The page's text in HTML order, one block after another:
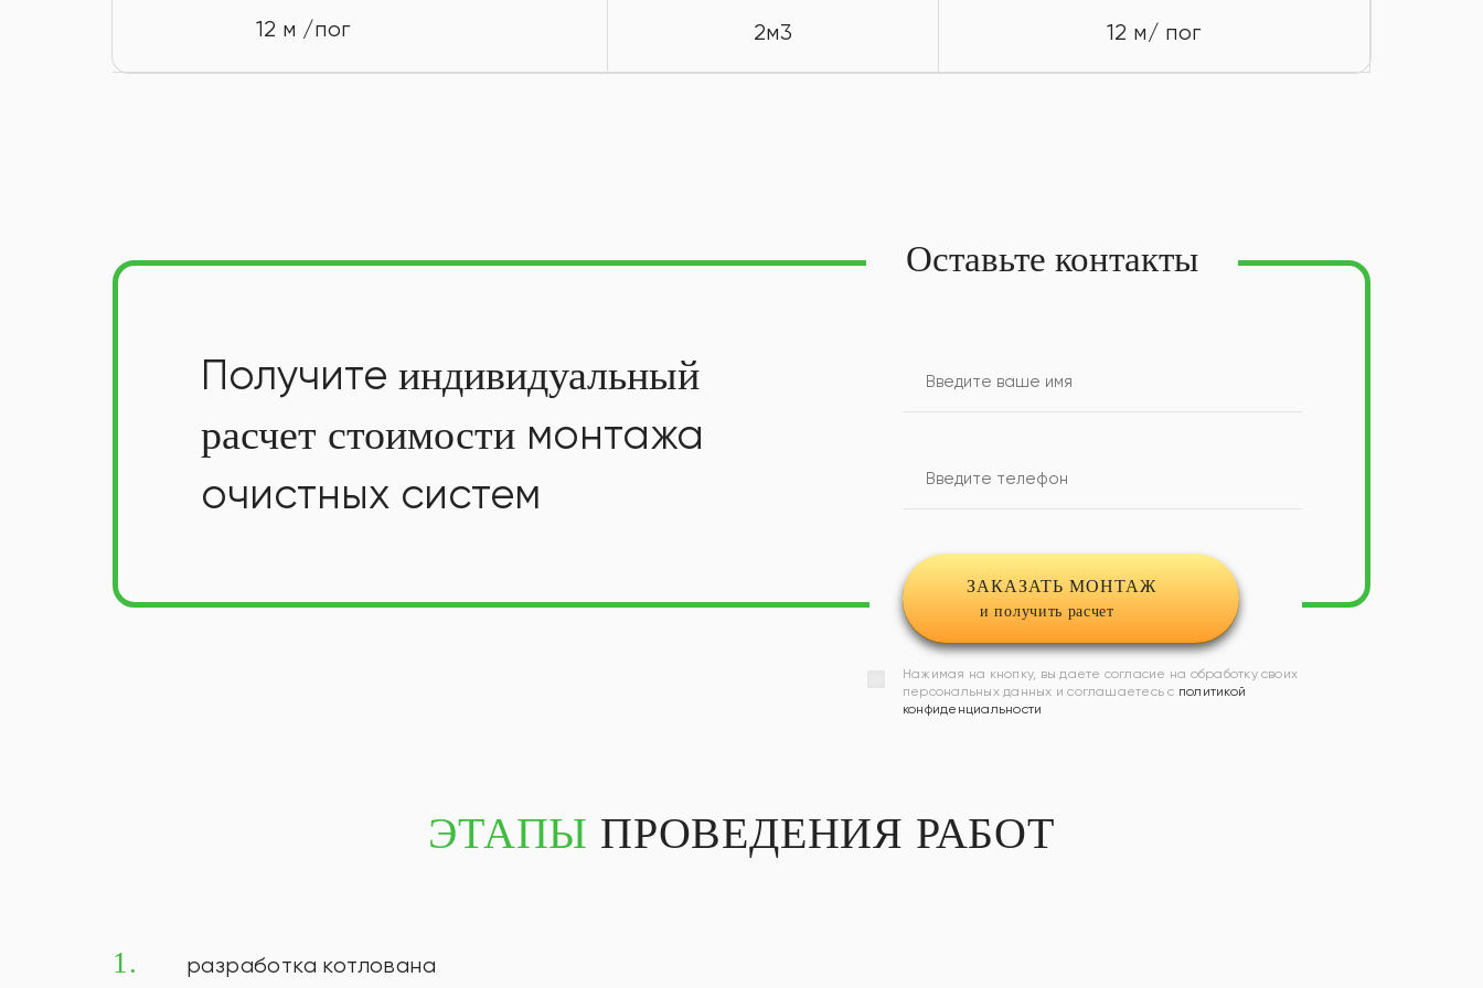
12 м /пог 2м3 12 м/ пог
Получите индивидуальный
расчет стоимости монтажа
очистных систем
Оставьте контакты
ЗАКАЗАТЬ МОНТАЖ
и получить расчет
Нажимая на кнопку, вы даете согласие на обработку своих
персональных данных и соглашаетесь с политикой
конфиденциальности
ЭТАПЫ ПРОВЕДЕНИЯ РАБОТ
1. разработка котлована